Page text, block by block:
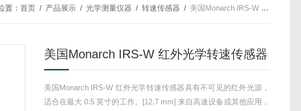
置：首页 / 产品展示 /光学测量仪器 /转速传感器 / 美国Monarch IRS-W 红外光学转速传感器
美国Monarch IRS-W 红外光学转速传感器
美国Monarch IRS-W 红外光学转速传感器具有不可见的红外光源，
适合在最大 0.5 英寸的工作。[12.7 mm] 来自高速设备或其他应用，